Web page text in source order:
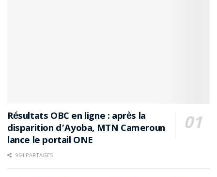
Résultats OBC en ligne : après la
disparition d’Ayoba, MTN Cameroun
lance le portail ONE
964 PARTAGES